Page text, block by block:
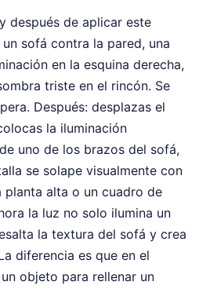
después de aplicar este
sofá contra la pared, una
en la esquina derecha,
triste en el rincón. Se
Después: desplazas el
la iluminación
uno de los brazos del sofá,
se solape visualmente con
planta alta o un cuadro de
la luz no solo ilumina un
la textura del sofá y crea
diferencia es que en el
objeto para rellenar un